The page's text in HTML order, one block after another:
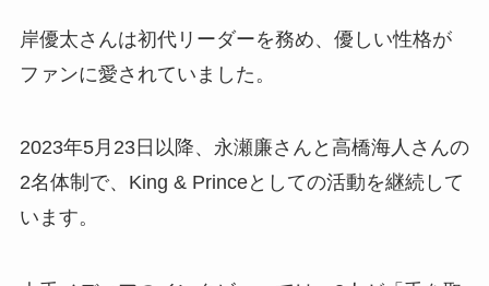
岸優太さんは初代リーダーを務め、優しい性格が
ファンに愛されていました。
2023年5月23日以降、永瀬廉さんと高橋海人さんの
2名体制で、King & Princeとしての活動を継続して
います。